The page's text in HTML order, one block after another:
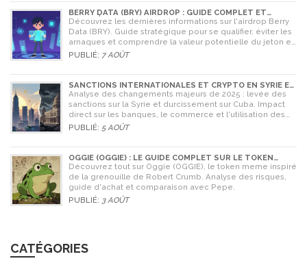
BERRY DATA (BRY) AIRDROP : GUIDE COMPLET ET
STRATÉGIES POUR NE RIEN RATER
Découvrez les dernières informations sur l'airdrop Berry
Data (BRY). Guide stratégique pour se qualifier, éviter les
arnaques et comprendre la valeur potentielle du jeton en
2026.
PUBLIÉ: 7 AOÛT
SANCTIONS INTERNATIONALES ET CRYPTO EN SYRIE ET
CUBA : L'IMPACT MAJEUR DE 2025
Analyse des changements majeurs de 2025 : levée des
sanctions sur la Syrie et durcissement sur Cuba. Impact
direct sur les banques, le commerce et l'utilisation des
cryptomonnaies comme Bitcoin.
PUBLIÉ: 5 AOÛT
OGGIE (OGGIE) : LE GUIDE COMPLET SUR LE TOKEN
MEME DE LA GRENOUILLE
Découvrez tout sur Oggie (OGGIE), le token meme inspiré
de la grenouille de Robert Crumb. Analyse des risques,
guide d'achat et comparaison avec Pepe.
PUBLIÉ: 3 AOÛT
CATÉGORIES